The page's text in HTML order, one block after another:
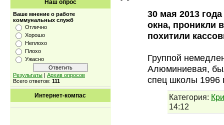
Наш опрос
Ваше мнение о работе
коммунальных служб
Отлично
Хорошо
Неплохо
Плохо
Ужасно
Результаты | Архив опросов
Всего ответов: 111
Интернет-компас
30 мая 2013
окна, проникли
похитили
Группой
Алюминиевая,
спец школы 1996
Категория:
14:12